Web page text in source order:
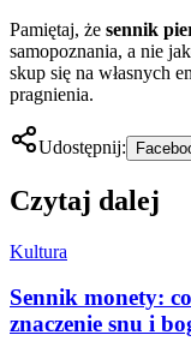
Pamiętaj, że sennik
samopoznania, a nie
skup się na własnych
pragnienia.
Udostępnij:
Czytaj dalej
Kultura
Sennik monety:
znaczenie snu i